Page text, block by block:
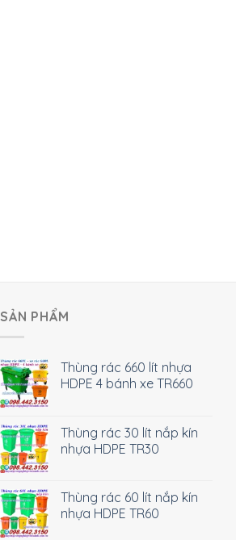
SẢN PHẨM
Thùng rác 660 lít nhựa
HDPE 4 bánh xe TR660
Thùng rác 30 lít nắp kín
nhựa HDPE TR30
Thùng rác 60 lít nắp kín
nhựa HDPE TR60